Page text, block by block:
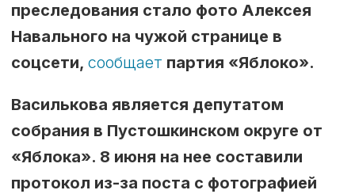
преследования стало фото Алексея
Навального на чужой странице в
соцсети, сообщает партия «Яблоко».
Василькова является депутатом
собрания в Пустошкинском округе от
«Яблока». 8 июня на нее составили
протокол из-за поста с фотографией